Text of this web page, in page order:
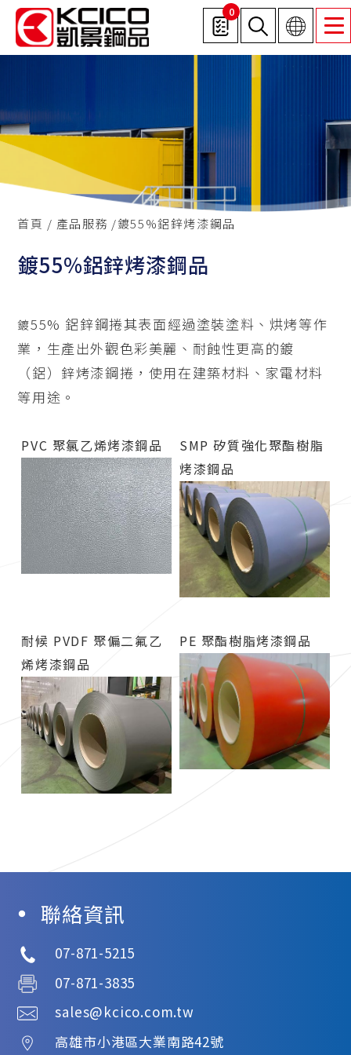
0
首頁 產品服務 鍍55%鋁鋅烤漆鋼品
鍍55%鋁鋅烤漆鋼品
鍍55% 鋁鋅鋼捲其表面經過塗裝塗料、烘烤等作
業，生產出外觀色彩美麗、耐蝕性更高的鍍
（鋁）鋅烤漆鋼捲，使用在建築材料、家電材料
等用途。
PVC 聚氯乙烯烤漆鋼品
SMP 矽質強化聚酯樹脂
烤漆鋼品
耐候 PVDF 聚偏二氟乙
烯烤漆鋼品
PE 聚酯樹脂烤漆鋼品
聯絡資訊
07-871-5215
07-871-3835
sales@kcico.com.tw
高雄市小港區大業南路42號